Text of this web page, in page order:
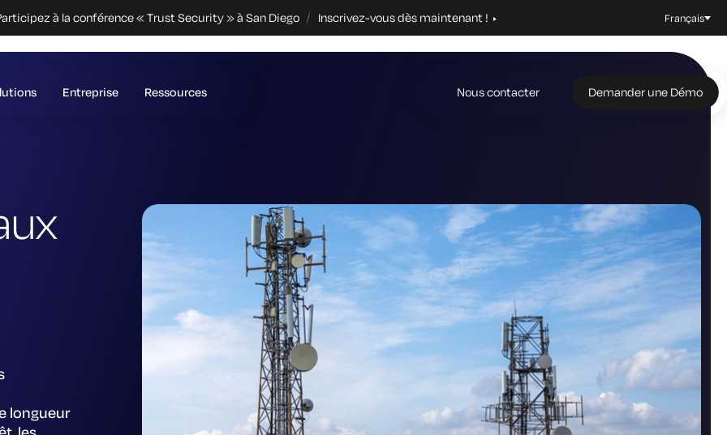
à la conférence « Trust Security » à San Diego Inscrivez-vous dès maintenant ! Français
Entreprise Ressources Nous contacter Demander une Démo
longueur